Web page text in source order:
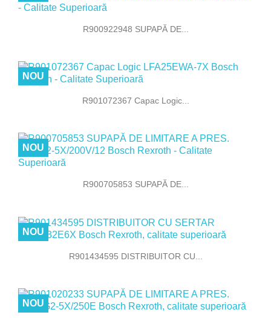
R900922948 SUPAPĂ DE...
R901072367 Capac Logic...
NOU
R900705853 SUPAPĂ DE...
NOU
R901434595 DISTRIBUITOR CU...
NOU
NOU